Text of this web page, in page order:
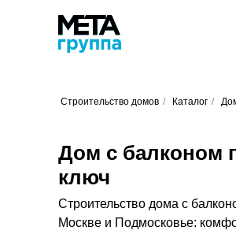
Строительство домов / Каталог /
Дом с балконом
ключ
Строительство дома с
Москве и Подмосковье: